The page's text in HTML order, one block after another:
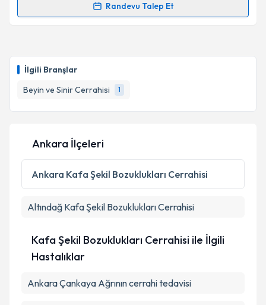
İlgili Branşlar
Beyin ve Sinir Cerrahisi
1
Randevu Talep Et
Randevu Takvimi Talebi
takvim hazırlandığında e-posta ile bilgilendireceğiz.
Kişisel verilerimin işlenmesine ilişkinAydınlatma
Metni
'ni okudum ve kişisel verilerimin belirtilen
kapsamda işlenmesini kabul ediyorum.
Ankara İlçeleri
Ankara Kafa Şekil Bozuklukları Cerrahisi
Altındağ Kafa Şekil Bozuklukları Cerrahisi
Kafa Şekil Bozuklukları Cerrahisi ile İlgili
Hastalıklar
Ankara Çankaya Ağrının cerrahi tedavisi